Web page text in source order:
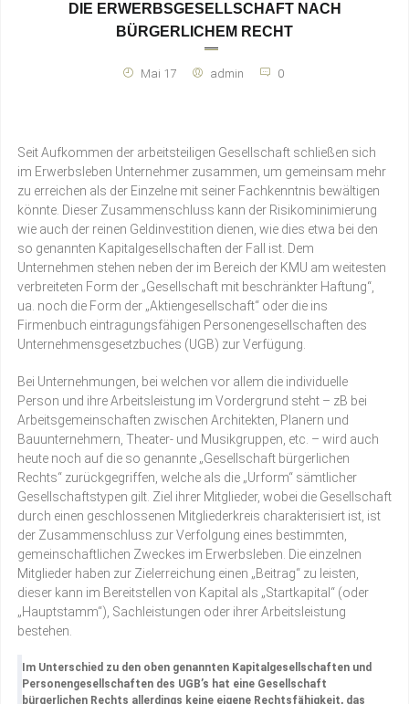
DIE ERWERBSGESELLSCHAFT NACH
BÜRGERLICHEM RECHT
Mai 17 admin 0
Seit Aufkommen der arbeitsteiligen Gesellschaft schließen sich
im Erwerbsleben Unternehmer zusammen, um gemeinsam mehr
zu erreichen als der Einzelne mit seiner Fachkenntnis bewältigen
könnte. Dieser Zusammenschluss kann der Risikominimierung
wie auch der reinen Geldinvestition dienen, wie dies etwa bei den
so genannten Kapitalgesellschaften der Fall ist. Dem
Unternehmen stehen neben der im Bereich der KMU am weitesten
verbreiteten Form der „Gesellschaft mit beschränkter Haftung“,
ua. noch die Form der „Aktiengesellschaft“ oder die ins
Firmenbuch eintragungsfähigen Personengesellschaften des
Unternehmensgesetzbuches (UGB) zur Verfügung.
Bei Unternehmungen, bei welchen vor allem die individuelle
Person und ihre Arbeitsleistung im Vordergrund steht – zB bei
Arbeitsgemeinschaften zwischen Architekten, Planern und
Bauunternehmern, Theater- und Musikgruppen, etc. – wird auch
heute noch auf die so genannte „Gesellschaft bürgerlichen
Rechts“ zurückgegriffen, welche als die „Urform“ sämtlicher
Gesellschaftstypen gilt. Ziel ihrer Mitglieder, wobei die Gesellschaft
durch einen geschlossenen Mitgliederkreis charakterisiert ist, ist
der Zusammenschluss zur Verfolgung eines bestimmten,
gemeinschaftlichen Zweckes im Erwerbsleben. Die einzelnen
Mitglieder haben zur Zielerreichung einen „Beitrag“ zu leisten,
dieser kann im Bereitstellen von Kapital als „Startkapital“ (oder
„Hauptstamm“), Sachleistungen oder ihrer Arbeitsleistung
bestehen.
Im Unterschied zu den oben genannten Kapitalgesellschaften und
Personengesellschaften des UGB’s hat eine Gesellschaft
bürgerlichen Rechts allerdings keine eigene Rechtsfähigkeit, das